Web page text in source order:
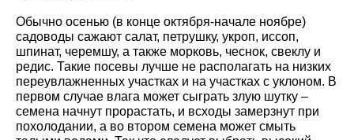
Обычно осенью (в конце октября-начале ноябре)
садоводы сажают салат, петрушку, укроп, иссоп,
шпинат, черемшу, а также морковь, чеснок, свеклу и
редис. Такие посевы лучше не располагать на низких
переувлажненных участках и на участках с уклоном. В
первом случае влага может сыграть злую шутку –
семена начнут прорастать, и всходы замерзнут при
похолодании, а во втором семена может смыть